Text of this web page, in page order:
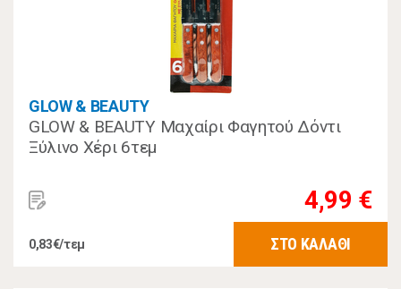
GLOW & BEAUTY
GLOW & BEAUTY Μαχαίρι Φαγητού Δόντι
Ξύλινο Χέρι 6τεμ
4,99 €
0,83€/τεμ ΣΤΟ ΚΑΛΑΘΙ